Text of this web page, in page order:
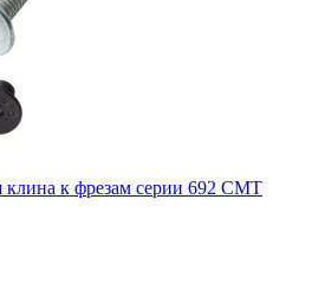
к фрезам серии 692 CMT